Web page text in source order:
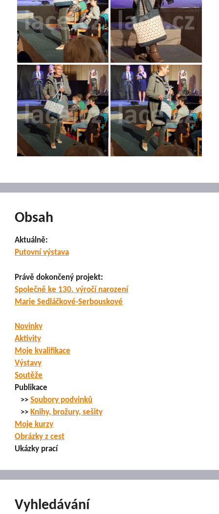
Obsah
Aktuálně:
Putovní výstava
Právě dokončený projekt:
Společně ke 130. výročí narození
Marie Sedláčkové-Serbouskové
Novinky
Aktivity
Moje kvalifikace
Výstavy
Soutěže
Publikace
>> Soubory podvinků
>> Knihy, brožury, sešity
Moje kurzy
Obrázky z cest
Ukázky prací
Vyhledávání